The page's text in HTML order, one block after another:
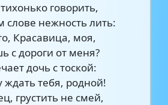
говорить,
слове нежность лить:
Красавица, моя,
с дороги от меня?
дочь с тоской:
ждать тебя, родной!
грустить не смей,